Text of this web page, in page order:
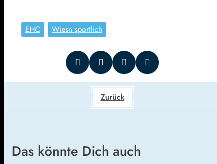
EHC Wiesn sportlich
Zurück
Das könnte Dich auch